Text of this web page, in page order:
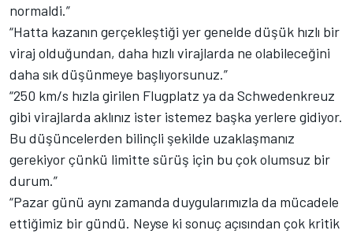
normaldi.”
“Hatta kazanın gerçekleştiği yer genelde düşük hızlı bir
viraj olduğundan, daha hızlı virajlarda ne olabileceğini
daha sık düşünmeye başlıyorsunuz.”
“250 km/s hızla girilen Flugplatz ya da Schwedenkreuz
gibi virajlarda aklınız ister istemez başka yerlere gidiyor.
Bu düşüncelerden bilinçli şekilde uzaklaşmanız
gerekiyor çünkü limitte sürüş için bu çok olumsuz bir
durum.”
“Pazar günü aynı zamanda duygularımızla da mücadele
ettiğimiz bir gündü. Neyse ki sonuç açısından çok kritik